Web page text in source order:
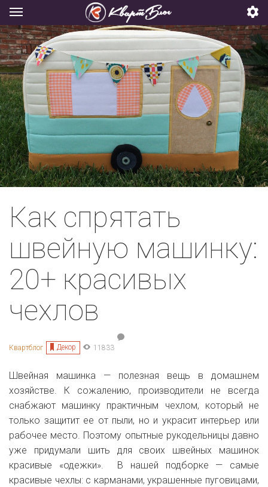
Как спрятать
швейную машинку:
20+ красивых
чехлов
Квартблог Декор 11833
Швейная машинка — полезная вещь в домашнем
хозяйстве. К сожалению, производители не всегда
снабжают машинку практичным чехлом, который не
только защитит ее от пыли, но и украсит интерьер или
рабочее место. Поэтому опытные рукодельницы давно
уже придумали шить для своих швейных машинок
красивые «одежки». В нашей подборке — самые
красивые чехлы: с карманами, украшенные пуговицами,